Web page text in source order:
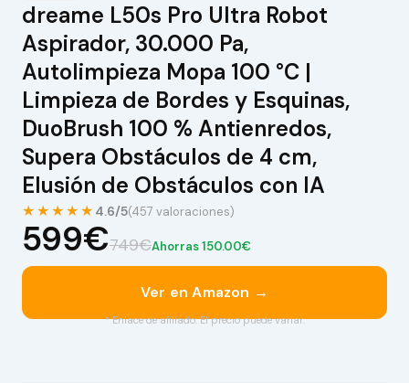
dreame L50s Pro Ultra Robot
Aspirador, 30.000 Pa,
Autolimpieza Mopa 100 °C |
Limpieza de Bordes y Esquinas,
DuoBrush 100 % Antienredos,
Supera Obstáculos de 4 cm,
Elusión de Obstáculos con IA
★★★★★ 4.6/5(457 valoraciones)
599€749€Ahorras 150.00€
Ver en Amazon →
* Enlace de afiliado. El precio puede variar.